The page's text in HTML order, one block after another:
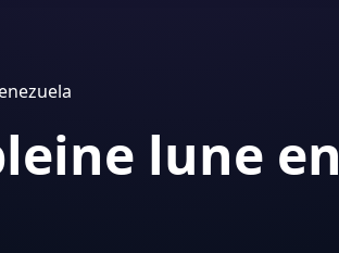
lune en